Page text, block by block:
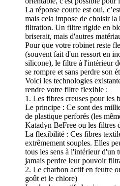
La réponse courte est oui,
mais cela impose de choisir
filtration. Un filtre rigide en
briserait, mais d'autres
Pour que votre robinet reste
(souvent fait d'un ressort en
silicone), le filtre à l'intérieur
se rompre et sans perdre son
Voici les technologies
rendre votre filtre flexible :
1. Les fibres creuses pour les
Le principe : Ce sont des
de plastique perforés (les
Katadyn BeFree ou les filtres
La flexibilité : Ces fibres
extrêmement souples. Elles
tous les sens à l'intérieur d'un
jamais perdre leur pouvoir
2. Le charbon actif en feutre
goût et le chlore)